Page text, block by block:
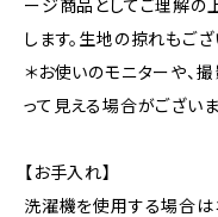
ージ商品としてご理解の
します。生地の掠れもござ
＊お使いのモニターや、
って見える場合がございま
【お手入れ】
洗濯機を使用する場合